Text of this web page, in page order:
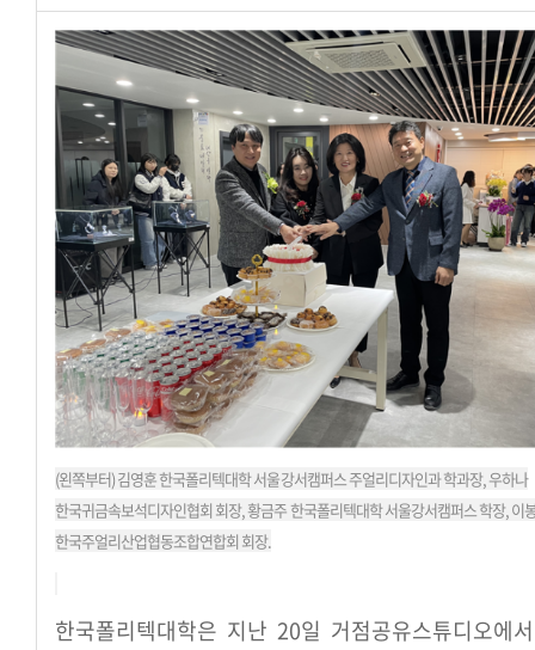
(왼쪽부터) 김영훈 한국폴리텍대학 서울강서캠퍼스 주얼리디자인과 학과장, 우하나
한국귀금속보석디자인협회 회장, 황금주 한국폴리텍대학 서울강서캠퍼스 학장, 이
한국주얼리산업협동조합연합회 회장.
한국폴리텍대학은 지난 20일 거점공유스튜디오에